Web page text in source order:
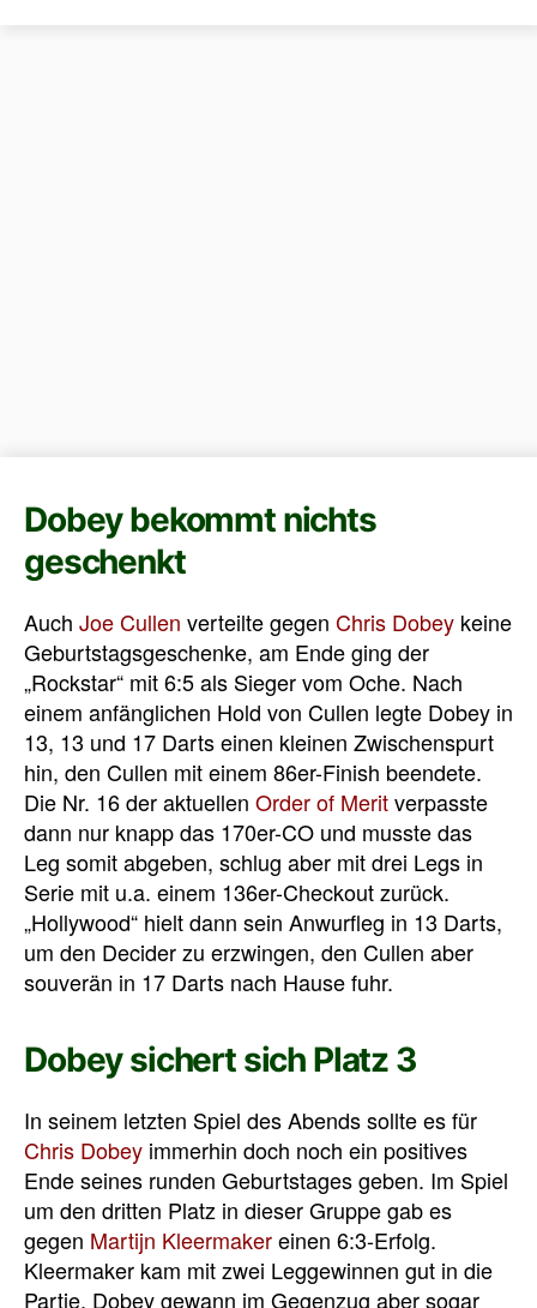
Dobey bekommt nichts
geschenkt
Auch Joe Cullen verteilte gegen Chris Dobey keine
Geburtstagsgeschenke, am Ende ging der
„Rockstar“ mit 6:5 als Sieger vom Oche. Nach
einem anfänglichen Hold von Cullen legte Dobey in
13, 13 und 17 Darts einen kleinen Zwischenspurt
hin, den Cullen mit einem 86er-Finish beendete.
Die Nr. 16 der aktuellen Order of Meritverpasste
dann nur knapp das 170er-CO und musste das
Leg somit abgeben, schlug aber mit drei Legs in
Serie mit u.a. einem 136er-Checkout zurück.
„Hollywood“ hielt dann sein Anwurfleg in 13 Darts,
um den Decider zu erzwingen, den Cullen aber
souverän in 17 Darts nach Hause fuhr.
Dobey sichert sich Platz 3
In seinem letzten Spiel des Abends sollte es für
Chris Dobey immerhin doch noch ein positives
Ende seines runden Geburtstages geben. Im Spiel
um den dritten Platz in dieser Gruppe gab es
gegen Martijn Kleermakereinen 6:3-Erfolg.
Kleermaker kam mit zwei Leggewinnen gut in die
Partie, Dobey gewann im Gegenzug aber sogar